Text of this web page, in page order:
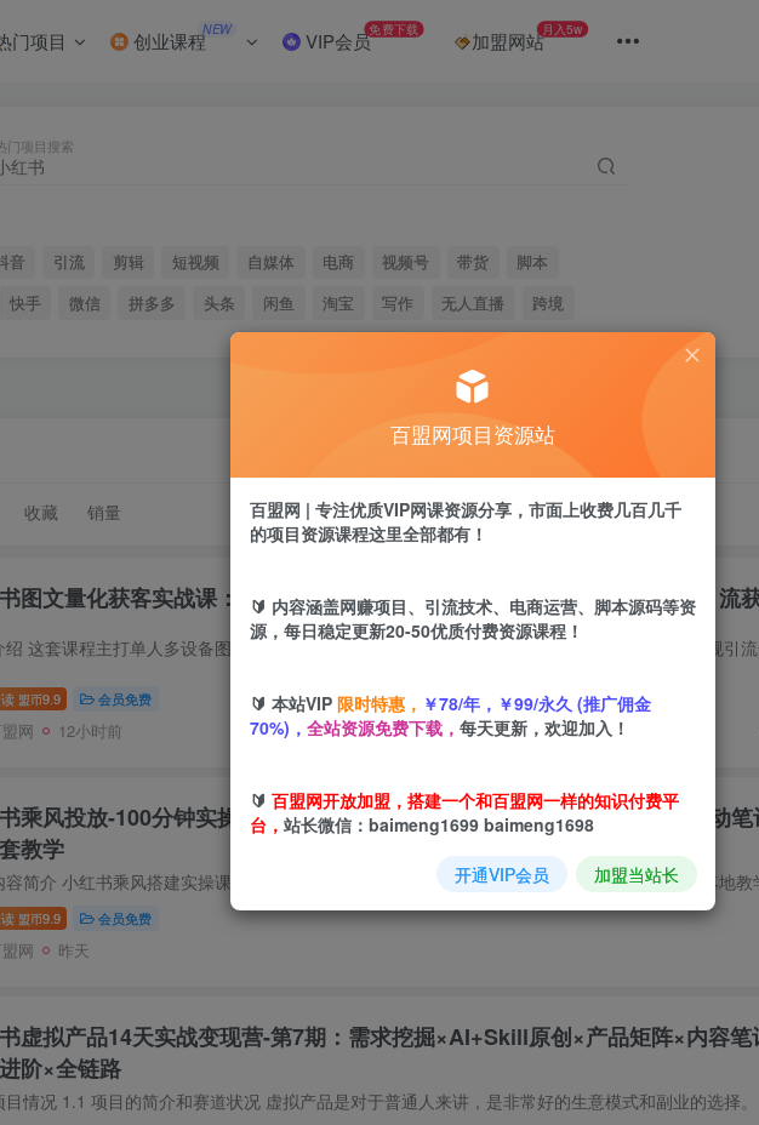
门项目 创业课程NEW VIP会员免费下载 加盟网站月入5w
门项目搜索
音 引流 剪辑 短视频 自媒体 电商 视频号 带货
脚本
快手 微信 拼多多 头条 闲鱼 淘宝 写作 无人直播 跨境
收藏 销量
图文量化获客实战课：单人二十台设备矩阵搭建，标准化流程高效批量引流
盟币9.9 会员免费
网 12小时前
乘风投放-100分钟实操课｜开户返点·标准投搭建·莱卡定向，新店建模撬动
教学
盟币9.9 会员免费
网 昨天
虚拟产品14天实战变现营-第7期：需求挖掘×AI+Skill原创×产品矩阵×内容笔
阶×全链路
百盟网项目资源站
百盟网 | 专注优质VIP网课资源分享，市面上收费几百几千
的项目资源课程这里全部都有！
🔰 内容涵盖网赚项目、引流技术、电商运营、脚本源码等资
源，每日稳定更新20-50优质付费资源课程！
🔰 本站VIP 限时特惠， ￥78/年，￥99/永久 (推广佣金
70%)， 全站资源免费下载， 每天更新，欢迎加入！
🔰 百盟网开放加盟，搭建一个和百盟网一样的知识付费平
台， 站长微信：baimeng1699 baimeng1698
开通VIP会员 加盟当站长